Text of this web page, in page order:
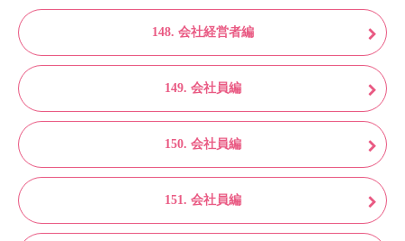
148. 会社経営者編
149. 会社員編
150. 会社員編
151. 会社員編